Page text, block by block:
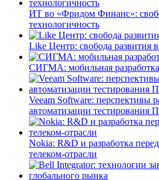
ИТ во «Фридом Финанс»:
технологичность
Like Центр: свобода развития
СИГМА: мобильная разработка
Veeam Software: перспективы
автоматизации тестирования
Nokia: R&D и разработка
телеком-отрасли